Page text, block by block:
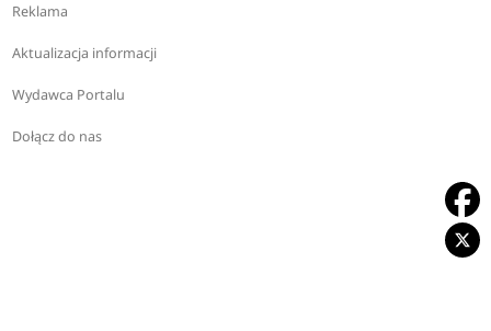
Reklama
Aktualizacja informacji
Wydawca Portalu
Dołącz do nas